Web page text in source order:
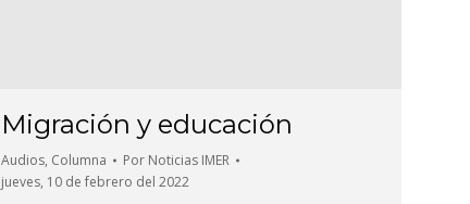
Migración y educación
Audios, Columna Por Noticias IMER
jueves, 10 de febrero del 2022